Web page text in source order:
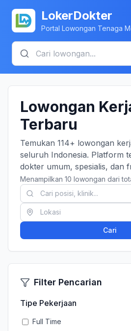
LokerDokter
Portal Lowongan Tenaga
Lowongan
Terbaru
Temukan 114+ lowongan
seluruh Indonesia. Platform
dokter umum, spesialis, dan
Menampilkan 10 lowongan dari
Cari
Filter Pencarian
Tipe Pekerjaan
Full Time